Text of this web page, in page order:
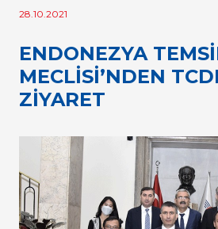
28.10.2021
ENDONEZYA
MECLİSİ’NDEN
ZİYARET